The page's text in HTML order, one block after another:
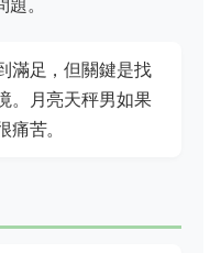
。
滿足，但關鍵是找
。月亮天秤男如果
苦。